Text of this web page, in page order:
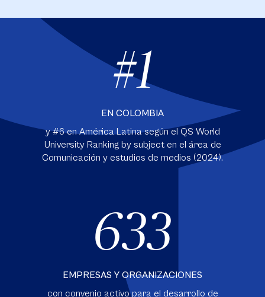
#1
EN COLOMBIA
y #6 en América Latina según el QS World
University Ranking by subject en el área de
Comunicación y estudios de medios (2024).
633
EMPRESAS Y ORGANIZACIONES
con convenio activo para el desarrollo de